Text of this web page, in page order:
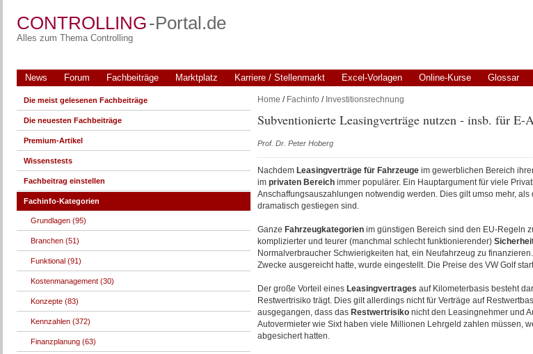
CONTROLLING-Portal.de
Alles zum Thema Controlling
News Forum Fachbeiträge Marktplatz Karriere / Stellenmarkt Excel-Vorlagen Online-Kurse Glossar
Home / Fachinfo / Investitionsrechnung
Subventionierte Leasingverträge nutzen - insb. für E-
Prof. Dr. Peter Hoberg
Nachdem Leasingverträgefür Fahrzeugeim gewerblichen Bereich
im privaten Bereich immer populärer. Ein Hauptargument für viele
Anschaffungsauszahlungen notwendig werden. Dies gilt umso mehr,
dramatisch gestiegen sind.
Ganze Fahrzeugkategorien im günstigen Bereich sind den EU-Regeln
komplizierter und teurer (manchmal schlecht funktionierender)
Normalverbraucher Schwierigkeiten hat, ein Neufahrzeug zu
Zwecke ausgereicht hatte, wurde eingestellt. Die Preise des VW Golf
Der große Vorteil eines Leasingvertrages auf Kilometerbasis besteht
Restwertrisiko trägt. Dies gilt allerdings nicht für Verträge auf
ausgegangen, dass das Restwertrisiko nicht den Leasingnehmer und
Autovermieter wie Sixt haben viele Millionen Lehrgeld zahlen müssen,
abgesichert hatten.
Die meist gelesenen Fachbeiträge
Die neuesten Fachbeiträge
Premium-Artikel
Wissenstests
Fachbeitrag einstellen
Fachinfo-Kategorien
Grundlagen (95)
Branchen (51)
Funktional (91)
Kostenmanagement (30)
Konzepte (83)
Kennzahlen (372)
Finanzplanung (63)